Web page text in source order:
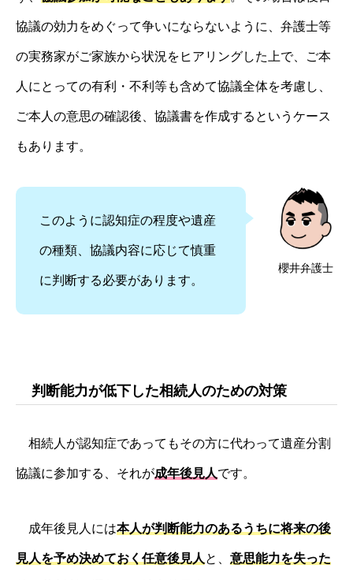
協議の効力をめぐって争いにならないように、弁護士等
の実務家がご家族から状況をヒアリングした上で、ご本
人にとっての有利・不利等も含めて協議全体を考慮し、
ご本人の意思の確認後、協議書を作成するというケース
もあります。
櫻井弁護士
このように認知症の程度や遺産
の種類、協議内容に応じて慎重
に判断する必要があります。
判断能力が低下した相続人のための対策
相続人が認知症であってもその方に代わって遺産分割
協議に参加する、それが成年後見人です。
成年後見人には本人が判断能力のあるうちに将来の後
見人を予め決めておく任意後見人 と、 意思能力を失った